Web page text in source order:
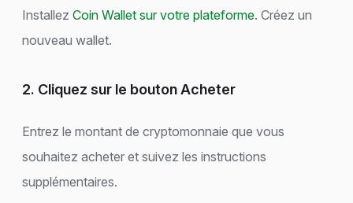
Installez Coin Wallet sur votre plateforme. Créez un
nouveau wallet.
2. Cliquez sur le bouton Acheter
Entrez le montant de cryptomonnaie que vous
souhaitez acheter et suivez les instructions
supplémentaires.